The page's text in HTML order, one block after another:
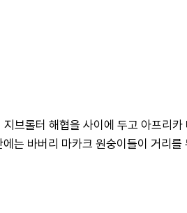
브롤터 해협을 사이에 두고 아프리카
는 바버리 마카크 원숭이들이 거리를